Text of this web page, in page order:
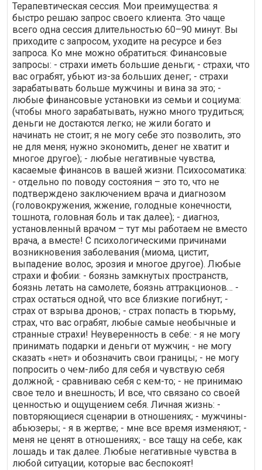
Терапевтическая сессия. Мои преимущества: я
быстро решаю запрос своего клиента. Это чаще
всего одна сессия длительностью 60–90 минут. Вы
приходите с запросом, уходите на ресурсе и без
запроса. Ко мне можно обратиться: Финансовые
запросы: - страхи иметь большие деньги; - страхи, что
вас ограбят, убьют из-за больших денег; - страхи
зарабатывать больше мужчины и вина за это; -
любые финансовые установки из семьи и социума:
(чтобы много зарабатывать, нужно много трудиться;
деньги не достаются легко; не жили богато и
начинать не стоит; я не могу себе это позволить, это
не для меня; нужно экономить, денег не хватит и
многое другое); - любые негативные чувства,
касаемые финансов в вашей жизни. Психосоматика:
- отдельно по поводу состояния – это то, что не
подтверждено заключением врача и диагнозом
(головокружения, жжение, голодные конечности,
тошнота, головная боль и так далее); - диагноз,
установленный врачом – тут мы работаем не вместо
врача, а вместе! С психологическими причинами
возникновения заболевания (миома, цистит,
выпадение волос, эрозия и многое другое). Любые
страхи и фобии: - боязнь замкнутых пространств,
боязнь летать на самолете, боязнь аттракционов… -
страх остаться одной, что все близкие погибнут; -
страх от взрыва дронов; - страх попасть в тюрьму,
страх, что вас ограбят, любые самые необычные и
странные страхи! Неуверенность в себе: - я не могу
принимать подарки и деньги от мужчин; - не могу
сказать «нет» и обозначить свои границы; - не могу
попросить о чем-либо для себя и чувствую себя
должной; - сравниваю себя с кем-то; - не принимаю
свое тело и внешность; И все, что связано со своей
ценностью и ощущением себя. Личная жизнь: -
повторяющиеся сценарии в отношениях; - мужчины-
абьюзеры; - я в жертве; - мне все время изменяют; -
меня не ценят в отношениях; - все тащу на себе, как
лошадь и так далее. Любые негативные чувства в
любой ситуации, которые вас беспокоят!